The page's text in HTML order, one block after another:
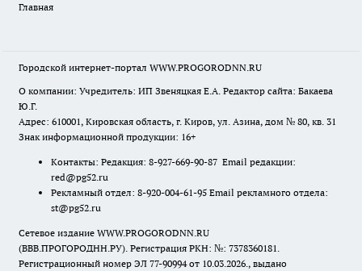
Главная
Городской интернет-портал WWW.PROGORODNN.RU
О компании: Учредитель: ИП Звеняцкая Е.А. Редактор сайта: Бакаева
Ю.Г.
Адрес: 610001, Кировская область, г. Киров, ул. Азина, дом № 80, кв. 31
Знак информационной продукции: 16+
Контакты: Редакция: 8-927-669-90-87 Email редакции:
red@pg52.ru
Рекламный отдел: 8-920-004-61-95 Email рекламного отдела:
st@pg52.ru
Сетевое издание WWW.PROGORODNN.RU
(ВВВ.ПРОГОРОДНН.РУ). Регистрация РКН: №: 7378360181.
Регистрационный номер ЭЛ 77-90994 от 10.03.2026., выдано